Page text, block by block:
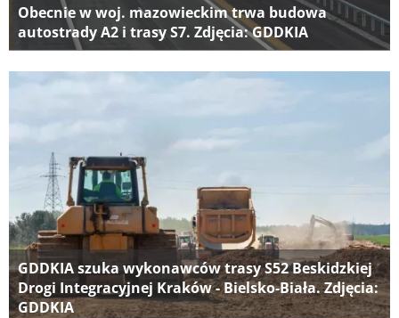
Obecnie w woj. mazowieckim trwa budowa
autostrady A2 i trasy S7. Zdjęcia: GDDKIA
GDDKIA szuka wykonawców trasy S52 Beskidzkiej
Drogi Integracyjnej Kraków - Bielsko-Biała. Zdjęcia:
GDDKIA